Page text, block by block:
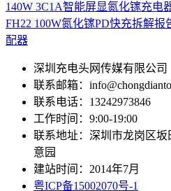
140W 3C1A智能屏显氮化镓充电
FH22 100W氮化镓PD快充拆解报
配器
深圳充电头网传媒有限公司
联系邮箱：
联系电话：13242973846
工作时间：9:00-19:00
联系地址：深圳市龙岗区坂
意园
建站时间：2014年7月
粤ICP备15002070号-1